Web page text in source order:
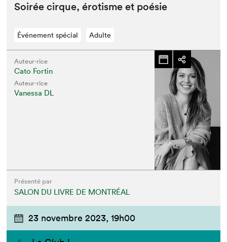
Soirée cirque, éro­tisme et poésie
Événement spécial Adulte
Auteur·rice
Cato Fortin
Auteur·rice
Vanessa DL
Présenté par
SALON DU LIVRE DE MONTRÉAL
23 novembre 2023, 19h00